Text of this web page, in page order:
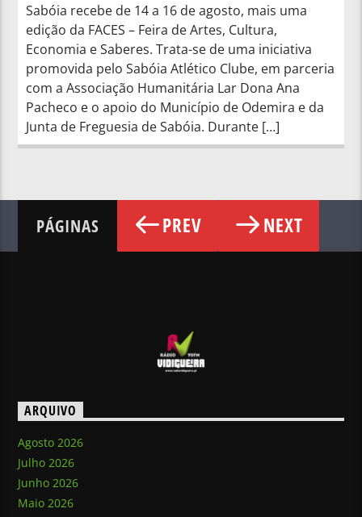
Sabóia recebe de 14 a 16 de agosto, mais uma
edição da FACES – Feira de Artes, Cultura,
Economia e Saberes. Trata-se de uma iniciativa
promovida pelo Sabóia Atlético Clube, em parceria
com a Associação Humanitária Lar Dona Ana
Pacheco e o apoio do Município de Odemira e da
Junta de Freguesia de Sabóia. Durante […]
PÁGINAS PREV NEXT
ARQUIVO
Agosto 2026
Julho 2026
Junho 2026
Maio 2026